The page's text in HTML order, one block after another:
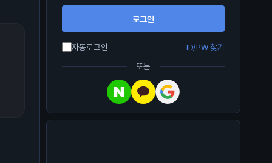
로그인
자동로그인
ID/PW 찾기
또는